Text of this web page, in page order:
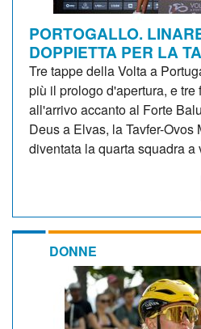
PORTOGALLO.
DOPPIETTA PER LA
Tre tappe della Volta a
più il prologo d'apertura, e
all'arrivo accanto al Forte
Deus a Elvas, la Tavfer-
diventata la quarta squadra a
DONNE